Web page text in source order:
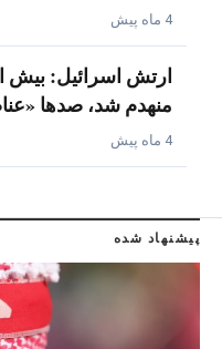
4 ماه پیش
منهدم شد، صدها
4 ماه پیش
پیشنهاد شده